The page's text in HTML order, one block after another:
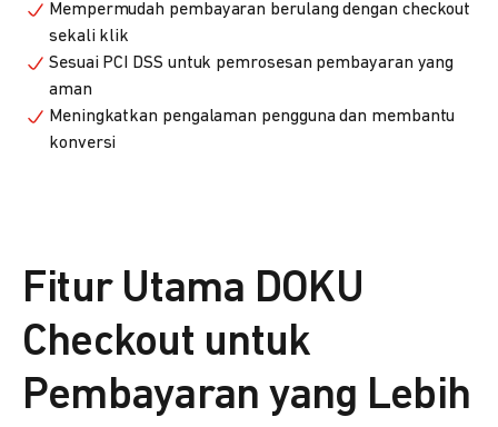
Mempermudah pembayaran berulang dengan checkout
sekali klik
Sesuai PCI DSS untuk pemrosesan pembayaran yang
aman
Meningkatkan pengalaman pengguna dan membantu
konversi
Fitur Utama DOKU
Checkout untuk
Pembayaran yang Lebih